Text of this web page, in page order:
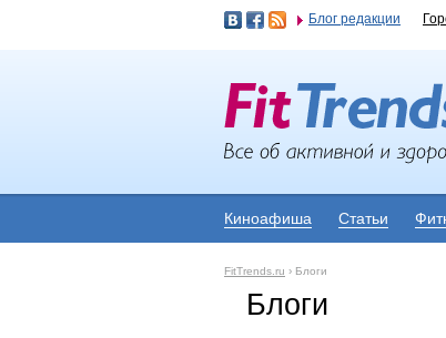
Блог редакции
Киноафиша Статьи
FitTrends.ru › Блоги
Блоги